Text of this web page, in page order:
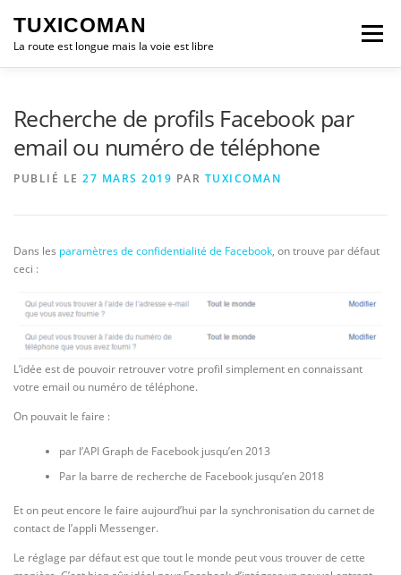
contenu
TUXICOMAN
La route est longue mais la voie est libre
Menu
Recherche de profils Facebook par
email ou numéro de téléphone
PUBLIÉ LE 27 MARS 2019 PAR TUXICOMAN
Dans les paramètres de confidentialité de Facebook, on trouve par défaut
ceci :
L’idée est de pouvoir retrouver votre profil simplement en connaissant
votre email ou numéro de téléphone.
On pouvait le faire :
par l’API Graph de Facebook jusqu’en 2013
Par la barre de recherche de Facebook jusqu’en 2018
Et on peut encore le faire aujourd’hui par la synchronisation du carnet de
contact de l’appli Messenger.
Le réglage par défaut est que tout le monde peut vous trouver de cette